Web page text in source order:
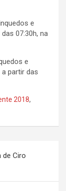
e
07:30h, na
e
partir das
2018,
de Ciro